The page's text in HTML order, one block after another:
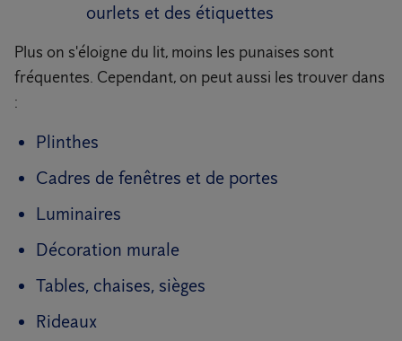
ourlets et des étiquettes
Plus on s'éloigne du lit, moins les punaises sont
fréquentes. Cependant, on peut aussi les trouver dans
:
Plinthes
Cadres de fenêtres et de portes
Luminaires
Décoration murale
Tables, chaises, sièges
Rideaux